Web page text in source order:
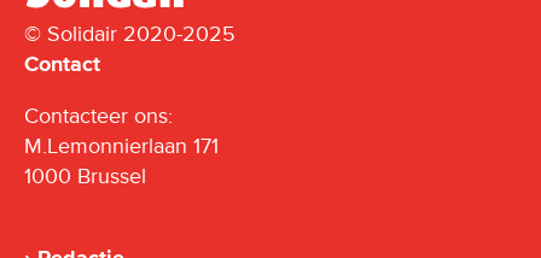
© Solidair 2020-2025
Contact
Contacteer ons:
M.Lemonnierlaan 171
1000 Brussel